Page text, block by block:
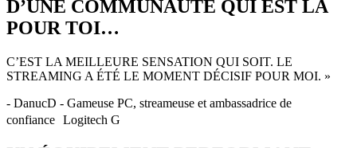
D’UNE COMMUNAUTÉ QUI EST LÀ
POUR TOI…
C’EST LA MEILLEURE SENSATION QUI SOIT. LE
STREAMING A ÉTÉ LE MOMENT DÉCISIF POUR MOI. »
- DanucD - Gameuse PC, streameuse et ambassadrice de
confiance Logitech G